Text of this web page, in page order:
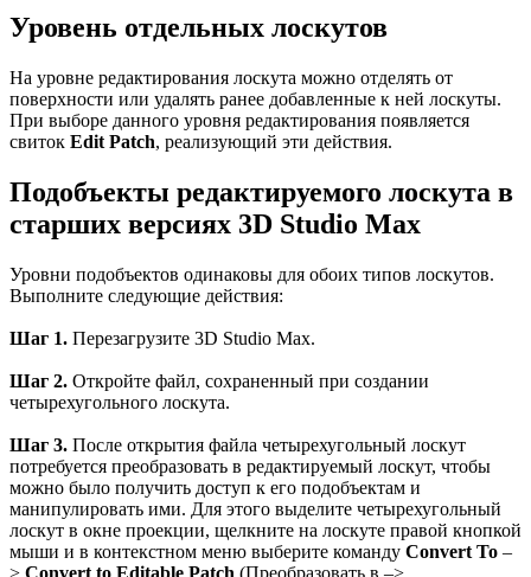
Уровень отдельных лоскутов
На уровне редактирования лоскута можно отделять от
поверхности или удалять ранее добавленные к ней лоскуты.
При выборе данного уровня редактирования появляется
свиток Edit Patch, реализующий эти действия.
Подобъекты редактируемого лоскута в
старших версиях 3D Studio Max
Уровни подобъектов одинаковы для обоих типов лоскутов.
Выполните следующие действия:
Шаг 1. Перезагрузите 3D Studio Max.
Шаг 2. Откройте файл, сохраненный при создании
четырехугольного лоскута.
Шаг 3. После открытия файла четырехугольный лоскут
потребуется преобразовать в редактируемый лоскут, чтобы
можно было получить доступ к его подобъектам и
манипулировать ими. Для этого выделите четырехугольный
лоскут в окне проекции, щелкните на лоскуте правой кнопкой
мыши и в контекстном меню выберите команду Convert To –
> Convert to Editable Patch (Преобразовать в –>